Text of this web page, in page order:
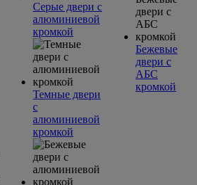
Серые двери с
алюминиевой
кромкой
Темные двери
с
алюминиевой
кромкой
Бежевые
двери с
АБС
кромкой